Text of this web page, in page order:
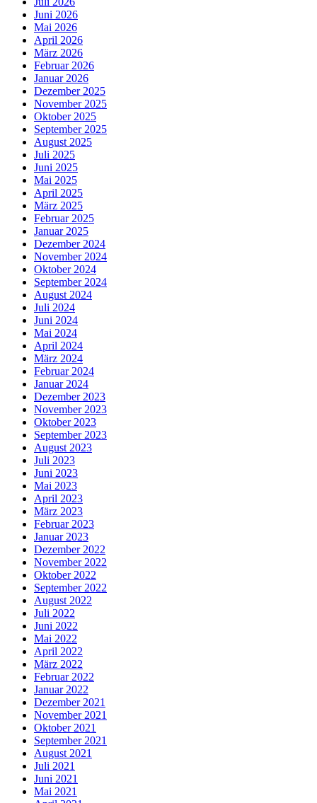
Juni 2026
Mai 2026
April 2026
März 2026
Februar 2026
Januar 2026
Dezember 2025
November 2025
Oktober 2025
September 2025
August 2025
Juli 2025
Juni 2025
Mai 2025
April 2025
März 2025
Februar 2025
Januar 2025
Dezember 2024
November 2024
Oktober 2024
September 2024
August 2024
Juli 2024
Juni 2024
Mai 2024
April 2024
März 2024
Februar 2024
Januar 2024
Dezember 2023
November 2023
Oktober 2023
September 2023
August 2023
Juli 2023
Juni 2023
Mai 2023
April 2023
März 2023
Februar 2023
Januar 2023
Dezember 2022
November 2022
Oktober 2022
September 2022
August 2022
Juli 2022
Juni 2022
Mai 2022
April 2022
März 2022
Februar 2022
Januar 2022
Dezember 2021
November 2021
Oktober 2021
September 2021
August 2021
Juli 2021
Juni 2021
Mai 2021